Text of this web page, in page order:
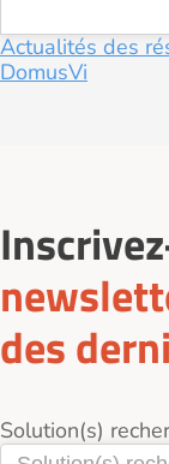
Actualités des
DomusVi
des
Solution(s)